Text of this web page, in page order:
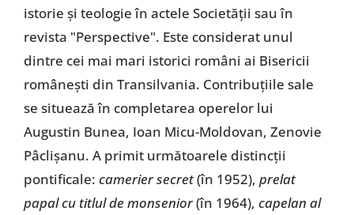
istorie și teologie în actele Societății sau în
revista "Perspective". Este considerat unul
dintre cei mai mari istorici români ai Bisericii
românești din Transilvania. Contribuțiile sale
se situează în completarea operelor lui
Augustin Bunea, Ioan Micu-Moldovan, Zenovie
Pâclișanu. A primit următoarele distincții
pontificale: camerier secret(în 1952), prelat
papal cu titlul de monsenior(în 1964), capelan al